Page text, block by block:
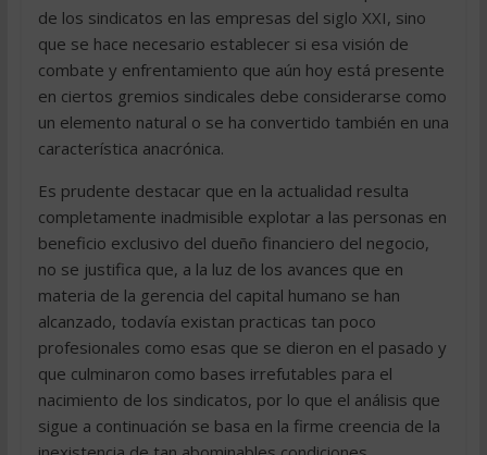
de los sindicatos en las empresas del siglo XXI, sino
que se hace necesario establecer si esa visión de
combate y enfrentamiento que aún hoy está presente
en ciertos gremios sindicales debe considerarse como
un elemento natural o se ha convertido también en una
característica anacrónica.
Es prudente destacar que en la actualidad resulta
completamente inadmisible explotar a las personas en
beneficio exclusivo del dueño financiero del negocio,
no se justifica que, a la luz de los avances que en
materia de la gerencia del capital humano se han
alcanzado, todavía existan practicas tan poco
profesionales como esas que se dieron en el pasado y
que culminaron como bases irrefutables para el
nacimiento de los sindicatos, por lo que el análisis que
sigue a continuación se basa en la firme creencia de la